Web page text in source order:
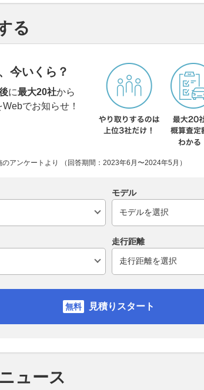
る
今いくら？
に最大20社から
でお知らせ！
アンケートより （回答期間：2023年6月〜2024年5月）
モデル
走行距離
見積りスタート
ュース